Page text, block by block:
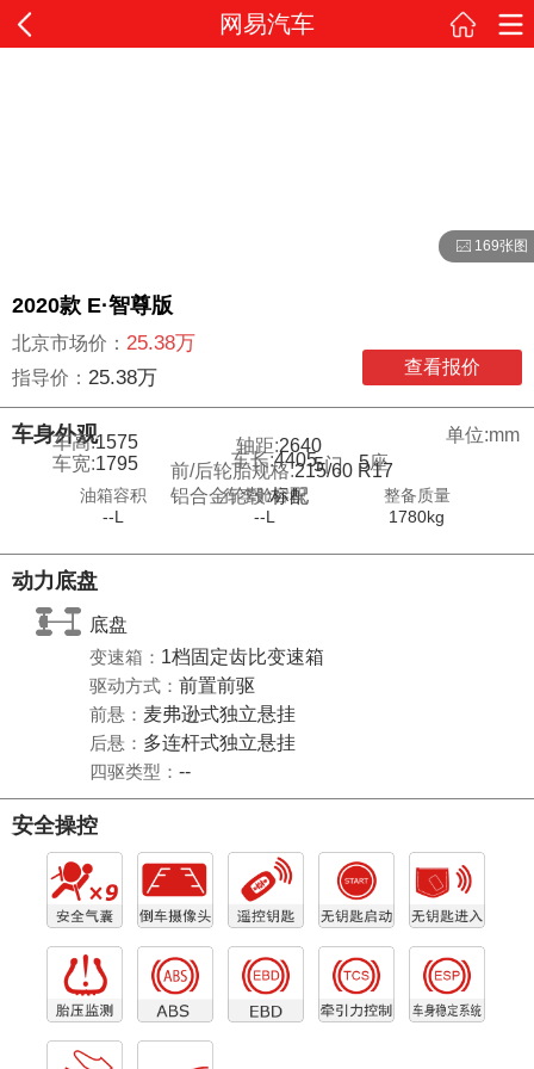
网易汽车
169张图
2020款 E·智尊版
北京市场价： 25.38万
指导价： 25.38万 查看报价
车身外观
单位:mm
车长:4405
车宽:1795 5座
5门
车高:1575 轴距:2640
前/后轮胎规格:215/60 R17
铝合金轮毂:标配
油箱容积
--L
行李舱容积
--L
整备质量
1780kg
动力底盘
底盘
变速箱： 1档固定齿比变速箱
驱动方式： 前置前驱
前悬： 麦弗逊式独立悬挂
后悬： 多连杆式独立悬挂
四驱类型： --
安全操控